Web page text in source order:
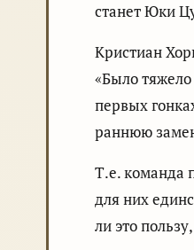
станет Юки
Кристиан
«Было
первых
раннюю
Т.е. команда
для них
ли это